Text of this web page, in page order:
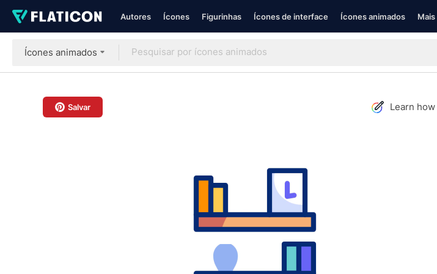
Autores Ícones Figurinhas Ícones de interface Ícones animados Mais
Ícones animados
Salvar Learn how